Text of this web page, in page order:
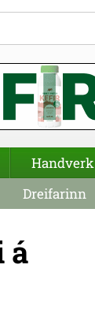
á
Handverk
Dreifarinn